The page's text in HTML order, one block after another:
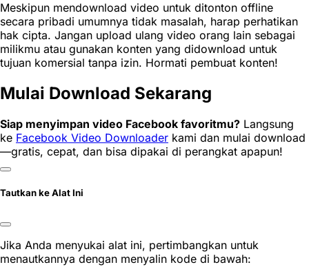
Meskipun mendownload video untuk ditonton offline
secara pribadi umumnya tidak masalah, harap perhatikan
hak cipta. Jangan upload ulang video orang lain sebagai
milikmu atau gunakan konten yang didownload untuk
tujuan komersial tanpa izin. Hormati pembuat konten!
Mulai Download Sekarang
Siap menyimpan video Facebook favoritmu? Langsung
ke Facebook Video Downloader kami dan mulai download
—gratis, cepat, dan bisa dipakai di perangkat apapun!
Tautkan ke Alat Ini
Jika Anda menyukai alat ini, pertimbangkan untuk
menautkannya dengan menyalin kode di bawah: